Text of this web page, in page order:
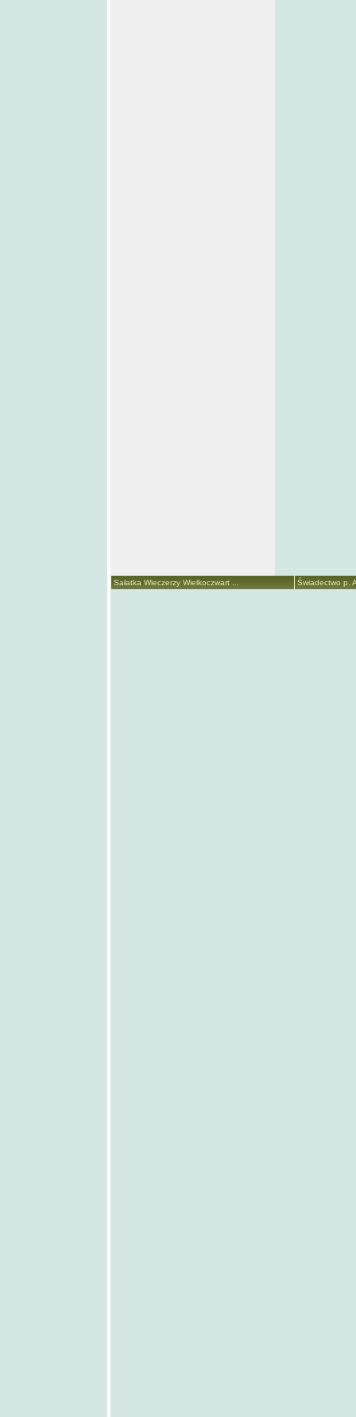
Sałatka Wieczerzy Wielkoczwart ... Świadectwo p.